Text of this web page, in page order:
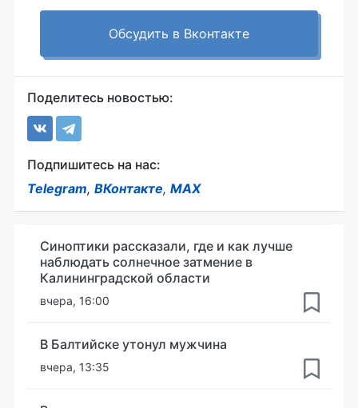
Обсудить в Вконтакте
Поделитесь новостью:
Подпишитесь на нас:
Telegram, ВКонтакте, MAX
Синоптики рассказали, где и как лучше
наблюдать солнечное затмение в
Калининградской области
вчера, 16:00
В Балтийске утонул мужчина
вчера, 13:35